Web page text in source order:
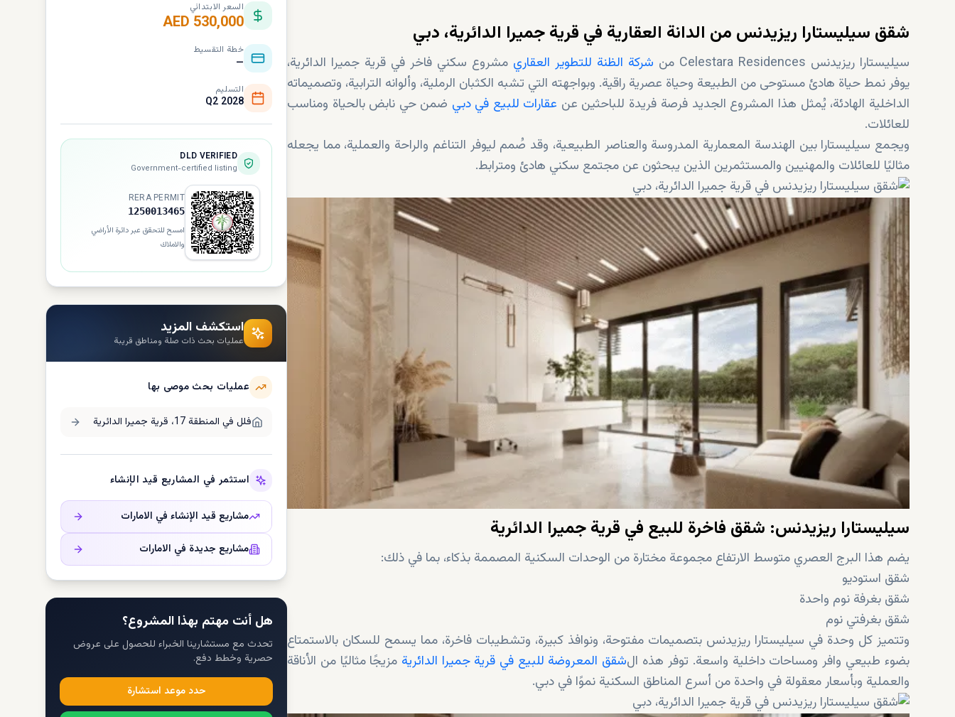
شقق سيليستارا ريزيدنس من الدانة العقارية في قرية جميرا الدائرية، دبي
سيليستارا ريزيدنس Celestara Residences من شركة الظنة للتطوير العقاري مشروع سكني فاخر في قرية جميرا الدائرية،
يوفر نمط حياة هادئ مستوحى من الطبيعة وحياة عصرية راقية. وبواجهته التي تشبه الكثبان الرملية، وألوانه الترابية، وتصميماته
الداخلية الهادئة، يُمثل هذا المشروع الجديد فرصة فريدة للباحثين عن عقارات للبيع في دبي ضمن حي نابض بالحياة ومناسب
للعائلات.
ويجمع سيليستارا بين الهندسة المعمارية المدروسة والعناصر الطبيعية، وقد صُمم ليوفر التناغم والراحة والعملية، مما يجعله
مثاليًا للعائلات والمهنيين والمستثمرين الذين يبحثون عن مجتمع سكني هادئ ومترابط.
سيليستارا ريزيدنس: شقق فاخرة للبيع في قرية جميرا الدائرية
يضم هذا البرج العصري متوسط ​​الارتفاع مجموعة مختارة من الوحدات السكنية المصممة بذكاء، بما في ذلك:
شقق استوديو
شقق بغرفة نوم واحدة
شقق بغرفتي نوم
وتتميز كل وحدة في سيليستارا ريزيدنس بتصميمات مفتوحة، ونوافذ كبيرة، وتشطيبات فاخرة، مما يسمح للسكان بالاستمتاع
بضوء طبيعي وافر ومساحات داخلية واسعة. توفر هذه الشقق المعروضة للبيع في قرية جميرا الدائرية مزيجًا مثاليًا من الأناقة
والعملية وبأسعار معقولة في واحدة من أسرع المناطق السكنية نموًا في دبي.
السعر الابتدائي
AED 530,000
خطة التقسيط
—
التسليم
Q2 2028
DLD VERIFIED
Government-certified listing
RERA PERMIT
1250013465
امسح للتحقق عبر دائرة الأراضي
والاملاك
استكشف المزيد
عمليات بحث ذات صلة ومناطق قريبة
عمليات بحث موصى بها
فلل في المنطقة 17، قرية جميرا الدائرية
استثمر في المشاريع قيد الإنشاء
مشاريع قيد الإنشاء في الامارات
مشاريع جديدة في الامارات
هل أنت مهتم بهذا المشروع؟
تحدث مع مستشارينا الخبراء للحصول على عروض
حصرية وخطط دفع.
حدد موعد استشارة